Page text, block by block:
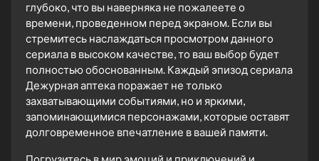
глубоко, что вы наверняка не пожалеете о
времени, проведенном перед экраном. Если вы
стремитесь наслаждаться просмотром данного
сериала в высоком качестве, то ваш выбор будет
полностью обоснованным. Каждый эпизод сериала
Дежурная аптека поражает не только
захватывающими событиями, но и яркими,
запоминающимися персонажами, которые оставят
долговременное впечатление в вашей памяти.